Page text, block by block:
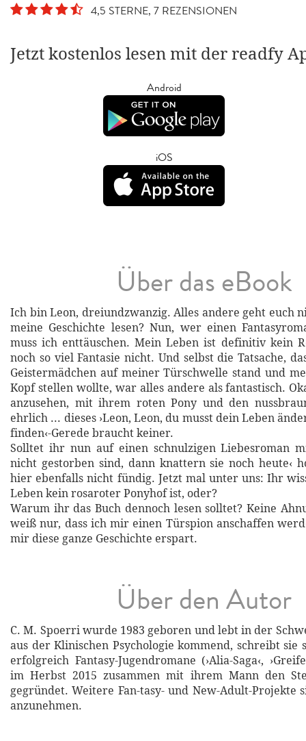
4,5 STERNE, 7 REZENSIONEN
Jetzt kostenlos lesen mit der readfy
Android
iOS
Über das eBook
Ich bin Leon, dreiundzwanzig. Alles andere geht euch
meine Geschichte lesen? Nun, wer einen
muss ich enttäuschen. Mein Leben ist definitiv kein
noch so viel Fantasie nicht. Und selbst die Tatsache,
Geistermädchen auf meiner Türschwelle stand und
Kopf stellen wollte, war alles andere als fantastisch.
anzusehen, mit ihrem roten Pony und den
ehrlich ... dieses ›Leon, Leon, du musst dein Leben
finden‹-Gerede braucht keiner.
Solltet ihr nun auf einen schnulzigen Liebesroman
nicht gestorben sind, dann knattern sie noch heute‹
hier ebenfalls nicht fündig. Jetzt mal unter uns: Ihr
Leben kein rosaroter Ponyhof ist, oder?
Warum ihr das Buch dennoch lesen solltet? Keine
weiß nur, dass ich mir einen Türspion anschaffen
mir diese ganze Geschichte erspart.
Über den Autor
C. M. Spoerri wurde 1983 geboren und lebt in der
aus der Klinischen Psychologie kommend, schreibt sie
erfolgreich Fantasy-Jugendromane (›Alia-Saga‹,
im Herbst 2015 zusammen mit ihrem Mann den
gegründet. Weitere Fan-tasy- und New-Adult-Projekte
anzunehmen.